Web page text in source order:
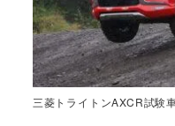
三菱トライトンAXCR試験